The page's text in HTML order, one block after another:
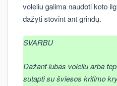
voleliu galima naudoti koto
dažyti stovint ant grindų.
SVARBU
Dažant lubas voleliu arba
sutapti su šviesos kritimo